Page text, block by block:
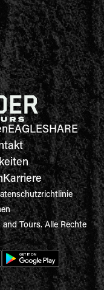
EAGLESHARE
Karriere
Tours. Alle Rechte